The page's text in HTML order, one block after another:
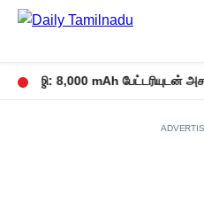
8,000 mAh பேட்டரியுடன்